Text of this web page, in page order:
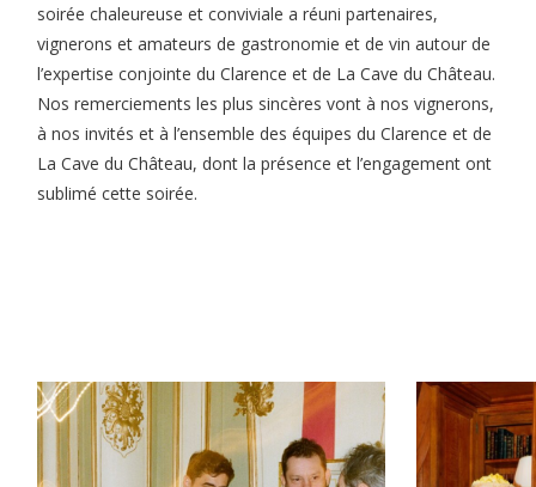
soirée chaleureuse et conviviale a réuni partenaires,
vignerons et amateurs de gastronomie et de vin autour de
l’expertise conjointe du Clarence et de La Cave du Château.
Nos remerciements les plus sincères vont à nos vignerons,
à nos invités et à l’ensemble des équipes du Clarence et de
La Cave du Château, dont la présence et l’engagement ont
sublimé cette soirée.